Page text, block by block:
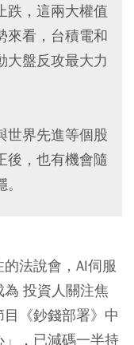
跌，這兩大權值
來看，台積電和
大盤反攻最大力
世界先進等個股
後，也有機會隨
法說會，AI伺服
投資人關注焦
《鈔錢部署》中
，已減碼一半持